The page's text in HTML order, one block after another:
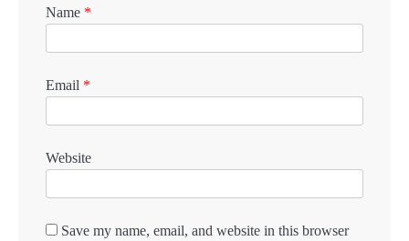
Name *
Email *
Website
Save my name, email, and website in this browser